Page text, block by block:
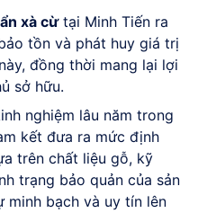
xà cừtại Minh Tiến ra
tồn và phát huy giá trị
đồng thời mang lại lợi
sở hữu.
nghiệm lâu năm trong
kết đưa ra mức định
trên chất liệu gỗ, kỹ
trạng bảo quản của sản
minh bạch và uy tín lên